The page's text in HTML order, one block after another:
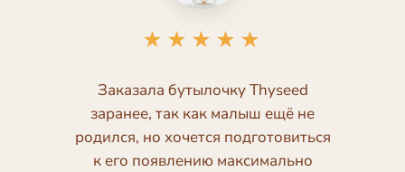
★★★★★
Заказала бутылочку Thyseed
заранее, так как малыш ещё не
родился, но хочется подготовиться
к его появлению максимально